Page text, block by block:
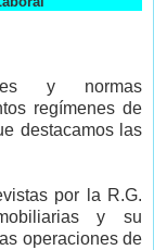
y normas
regímenes de
destacamos las
por la R.G.
y su
operaciones de